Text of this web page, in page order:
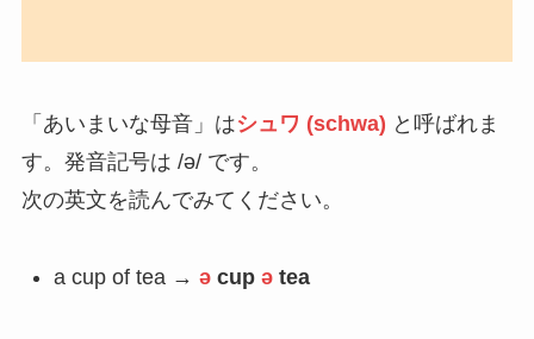
「あいまいな母音」はシュワ (schwa) と呼ばれま
す。発音記号は /ə/ です。
次の英文を読んでみてください。
a cup of tea → əcup ətea